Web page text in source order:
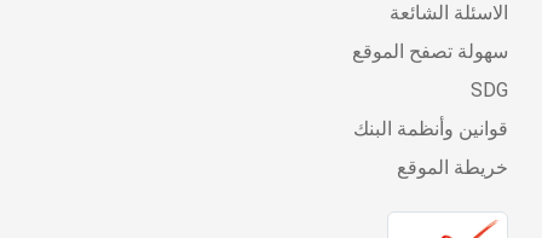
الاسئلة الشائعة
سهولة تصفح الموقع
SDG
قوانين وأنظمة البنك
خريطة الموقع